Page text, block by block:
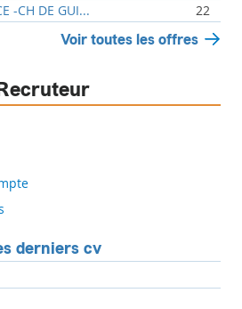
-CH DE GUI...
22
Voir toutes les offres
derniers cv